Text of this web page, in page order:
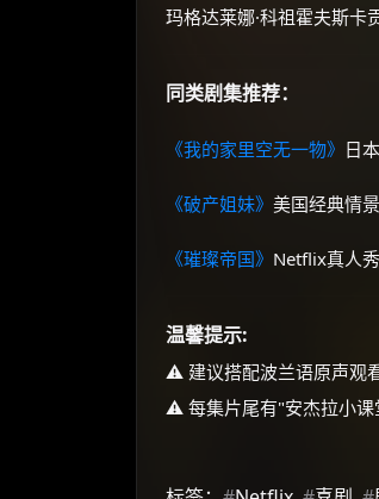
玛格达莱娜·科祖霍夫斯卡
同类剧集推荐：
《我的家里空无一物》 日
《破产姐妹》 美国经典情
《璀璨帝国》 Netflix真人
温馨提示:
⚠️ 建议搭配波兰语原声观
⚠️ 每集片尾有"安杰拉小课